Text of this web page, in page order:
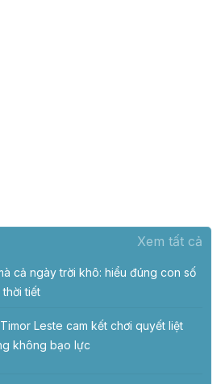
Xem tất cả
cả ngày trời khô: hiểu đúng con số
tiết
Timor Leste cam kết chơi quyết liệt
không bạo lực